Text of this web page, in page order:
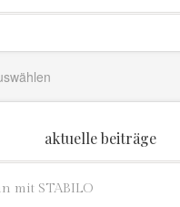
aktuelle beiträge
mit STABILO